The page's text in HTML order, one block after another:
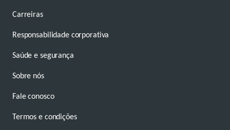
Carreiras
Responsabilidade corporativa
Saúde e segurança
Sobre nós
Fale conosco
Termos e condições